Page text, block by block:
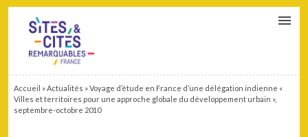
Accueil »Actualités »Voyage d’étude en France d’une délégation indienne «
Villes et territoires pour une approche globale du développement urbain »,
septembre-octobre 2010